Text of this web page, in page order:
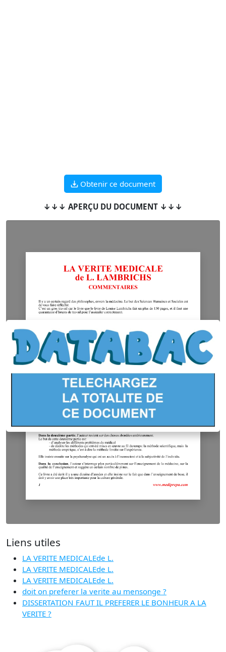
Obtenir ce document
↓↓↓ APERÇU DU DOCUMENT ↓↓↓
Liens utiles
LA VERITE MEDICALEde L.
LA VERITE MEDICALEde L.
LA VERITE MEDICALEde L.
doit on preferer la verite au mensonge ?
DISSERTATION FAUT IL PREFERER LE BONHEUR A LA
VERITE ?